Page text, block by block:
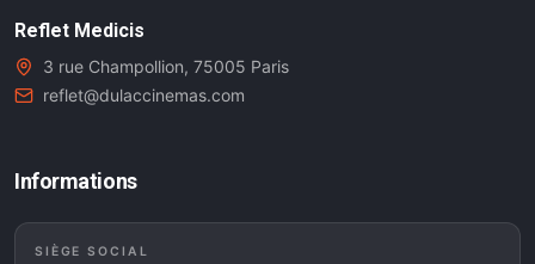
Reflet Medicis
3 rue Champollion, 75005 Paris
reflet@dulaccinemas.com
Informations
SIÈGE SOCIAL